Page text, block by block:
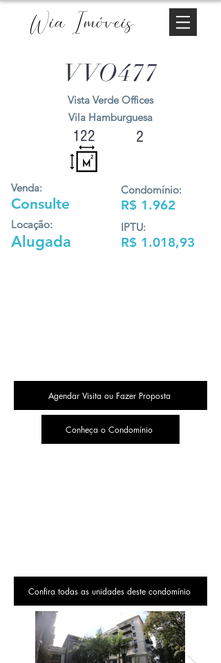
Wia Imóveis
VVO477
Vista Verde Offices
Vila Hamburguesa
122
Venda:
Consulte
Locação:
Alugada
2
Condomínio:
R$ 1.962
IPTU:
R$ 1.018,93
Agendar Visita ou Fazer Proposta
Conheça o Condomínio
Confira todas as unidades deste condomínio